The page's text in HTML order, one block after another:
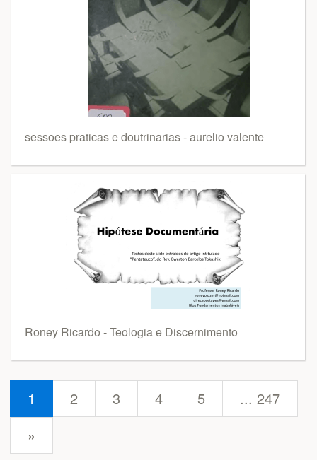
sessoes praticas e doutrinarias - aurelio valente
Roney Ricardo - Teologia e Discernimento
1 2 3 4 5
... 247
»